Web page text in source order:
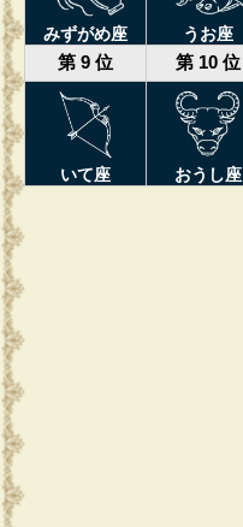
みずがめ座 うお座
第 9 位 第 10 位
いて座 おうし座